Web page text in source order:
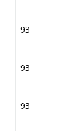
93
93
93